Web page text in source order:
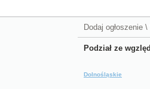
Dodaj ogłoszenie \
Podział ze
Dolnośląskie